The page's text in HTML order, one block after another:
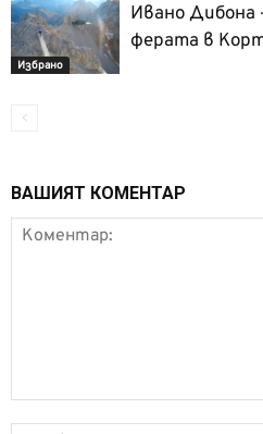
Избрано
Ивано Дибона
ферата в
ВАШИЯТ КОМЕНТАР